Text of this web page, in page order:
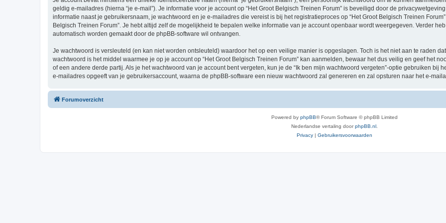
geldig e-mailadres (hierna “je e-mail”). Je informatie voor je account op “Het Groot Belgisch Treinen Forum” is beveiligd door de
informatie naast je gebruikersnaam, je wachtwoord en je e-mailadres die vereist is bij het registratieproces op “Het Groot Belgisch Treinen
Belgisch Treinen Forum”. Je hebt altijd zelf de mogelijkheid te bepalen welke informatie van je account openbaar wordt weergegeven. Verder
automatisch worden gemaakt door de phpBB-software wil ontvangen.
Je wachtwoord is versleuteld (en kan niet worden ontsleuteld) waardoor het op een veilige manier is opgeslagen. Toch is het niet aan te raden
wachtwoord is het middel waarmee je op je account op “Het Groot Belgisch Treinen Forum” kan aanmelden, bewaar het dus veilig en geef het
of een andere derde partij. Als je het wachtwoord van je account bent vergeten, kun je de “Ik ben mijn wachtwoord vergeten”-optie gebruiken bij
e-mailadres opgeeft van je gebruikersaccount, waarna de phpBB-software een nieuw wachtwoord zal genereren en zal opsturen naar het e-
Forumoverzicht
Powered by phpBB® Forum Software © phpBB Limited
Nederlandse vertaling doorphpBB.nl
Privacy | Gebruikersvoorwaarden